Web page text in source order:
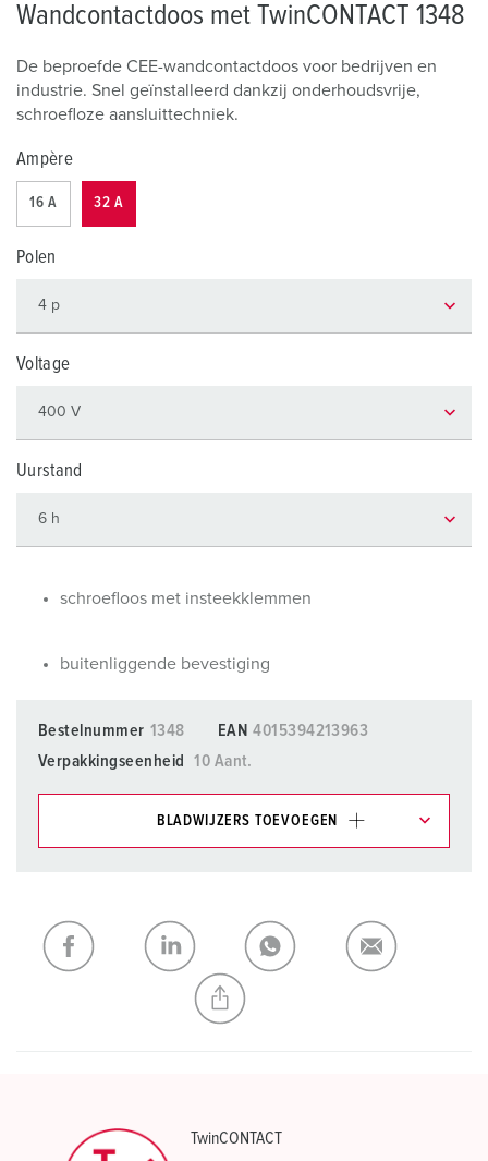
Wandcontactdoos met TwinCONTACT 1348
De beproefde CEE-wandcontactdoos voor bedrijven en
industrie. Snel geïnstalleerd dankzij onderhoudsvrije,
schroefloze aansluittechniek.
Ampère
16 A 32 A
Polen
Voltage
Uurstand
schroefloos met insteekklemmen
buitenliggende bevestiging
Bestelnummer 1348 EAN 4015394213963
Verpakkingseenheid
10 Aant.
BLADWIJZERS TOEVOEGEN
Mijn lijst TOEVOEGEN
NIEUW LIJST MAKEN
TwinCONTACT